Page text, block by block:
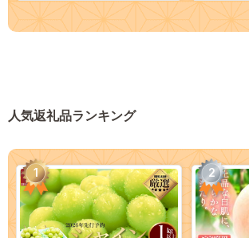
人気返礼品ランキング
1 2